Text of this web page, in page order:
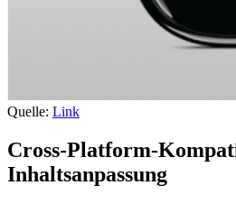
Quelle: Link
Cross-Platform-
Inhaltsanpassung